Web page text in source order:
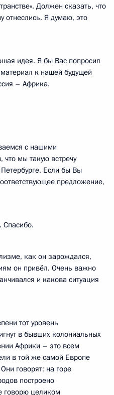
Должен сказать, что
отнеслись. Я думаю, это
идея. Я бы Вас попросил
к нашей будущей
– Африка.
с нашими
мы такую встречу
Если бы Вы
предложение,
Спасибо.
как он зарождался,
он привёл. Очень важно
и какова ситуация
тот уровень
в бывших колониальных
Африки – это всем
в той же самой Европе
говорят: на горе
построено
говорю целиком